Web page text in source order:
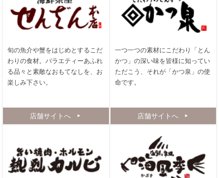
旬の魚介や蟹をはじめとするこだ
わりの食材。バラエティーあふれ
る品々と素敵なおもてなしを、お
楽しみ下さい。
店舗サイトへ
一つ一つの素材にこだわり「とん
かつ」の深い味を皆様に知ってい
ただこう、それが「かつ泉」の使
命です。
店舗サイトへ